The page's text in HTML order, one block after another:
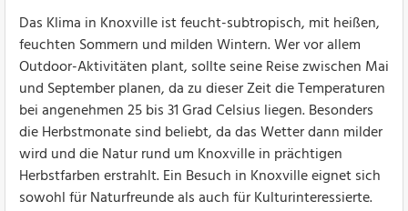
Das Klima in Knoxville ist feucht-subtropisch, mit heißen,
feuchten Sommern und milden Wintern. Wer vor allem
Outdoor-Aktivitäten plant, sollte seine Reise zwischen Mai
und September planen, da zu dieser Zeit die Temperaturen
bei angenehmen 25 bis 31 Grad Celsius liegen. Besonders
die Herbstmonate sind beliebt, da das Wetter dann milder
wird und die Natur rund um Knoxville in prächtigen
Herbstfarben erstrahlt. Ein Besuch in Knoxville eignet sich
sowohl für Naturfreunde als auch für Kulturinteressierte.